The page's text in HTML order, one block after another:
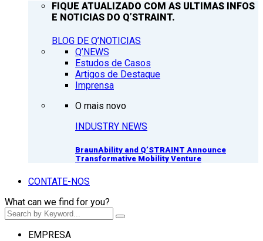
FIQUE ATUALIZADO COM AS ULTIMAS INFOS
E NOTICIAS DO Q’STRAINT.
BLOG DE Q’NOTICIAS
Q’NEWS
Estudos de Casos
Artigos de Destaque
Imprensa
O mais novo
INDUSTRY NEWS
BraunAbility and Q’STRAINT Announce
Transformative Mobility Venture
CONTATE-NOS
What can we find for you?
EMPRESA